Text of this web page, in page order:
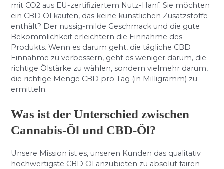
mit CO2 aus EU-zertifiziertem Nutz-Hanf. Sie möchten
ein CBD Öl kaufen, das keine künstlichen Zusatzstoffe
enthält? Der nussig-milde Geschmack und die gute
Bekömmlichkeit erleichtern die Einnahme des
Produkts. Wenn es darum geht, die tägliche CBD
Einnahme zu verbessern, geht es weniger darum, die
richtige Ölstärke zu wählen, sondern vielmehr darum,
die richtige Menge CBD pro Tag (in Milligramm) zu
ermitteln.
Was ist der Unterschied zwischen
Cannabis-Öl und CBD-Öl?
Unsere Mission ist es, unseren Kunden das qualitativ
hochwertigste CBD Öl anzubieten zu absolut fairen